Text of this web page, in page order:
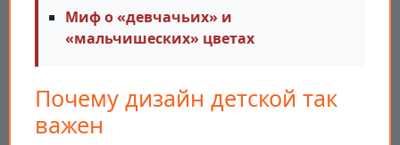
Миф о «девчачьих» и
«мальчишеских» цветах
Почему дизайн детской так
важен